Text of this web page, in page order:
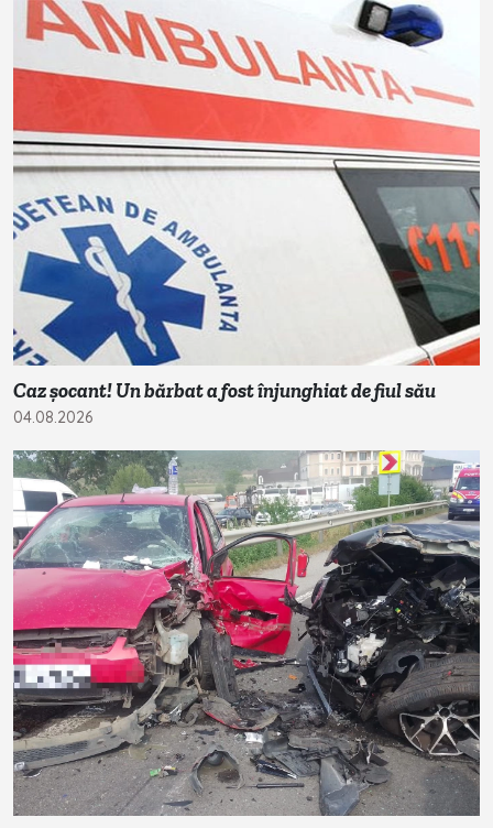
Caz șocant! Un bărbat a fost înjunghiat de fiul său
04.08.2026